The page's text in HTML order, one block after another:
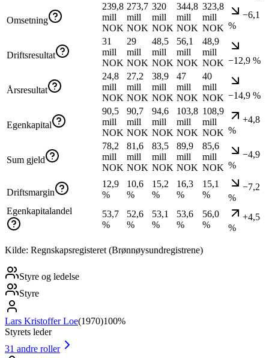
Omsetning
239,8
mill
NOK
273,7
mill
NOK
320
mill
NOK
344,8
mill
NOK
323,8
mill
NOK
−6,1
%
Driftsresultat
31
mill
NOK
29
mill
NOK
48,5
mill
NOK
56,1
mill
NOK
48,9
mill
NOK −12,9 %
Årsresultat
24,8
mill
NOK
27,2
mill
NOK
38,9
mill
NOK
47
mill
NOK
40
mill
NOK −14,9 %
Egenkapital
90,5
mill
NOK
90,7
mill
NOK
94,6
mill
NOK
103,8
mill
NOK
108,9
mill
NOK
+4,8
%
Sum gjeld
78,2
mill
NOK
81,6
mill
NOK
83,5
mill
NOK
89,9
mill
NOK
85,6
mill
NOK
−4,9
%
Driftsmargin
12,9
%
10,6
%
15,2
%
16,3
%
15,1
%
−7,2
%
Egenkapitalandel
53,7
%
52,6
%
53,1
%
53,6
%
56,0
%
+4,5
%
Kilde: Regnskapsregisteret (Brønnøysundregistrene)
Styre og ledelse
Styre
Lars Kristoffer Loe(1970)100%
Styrets leder
31 andre roller